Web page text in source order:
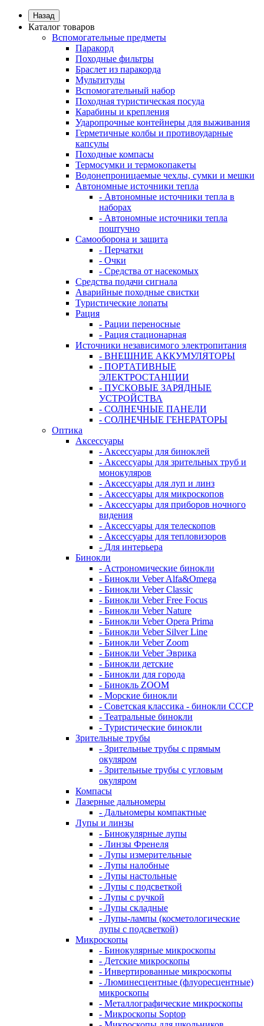
Назад
Каталог товаров
Вспомогательные предметы
Паракорд
Походные фильтры
Браслет из паракорда
Мультитулы
Вспомогательный набор
Походная туристическая посуда
Карабины и крепления
Ударопрочные контейнеры для выживания
Герметичные колбы и противоударные
капсулы
Походные компасы
Термосумки и термокопакеты
Водонепроницаемые чехлы, сумки и мешки
Автономные источники тепла
- Автономные источники тепла в
наборах
- Автономные источники тепла
поштучно
Самооборона и защита
- Перчатки
- Очки
- Средства от насекомых
Средства подачи сигнала
Аварийные походные свистки
Туристические лопаты
Рация
- Рации переносные
- Рация стационарная
Источники независимого электропитания
- ВНЕШНИЕ АККУМУЛЯТОРЫ
- ПОРТАТИВНЫЕ
ЭЛЕКТРОСТАНЦИИ
- ПУСКОВЫЕ ЗАРЯДНЫЕ
УСТРОЙСТВА
- СОЛНЕЧНЫЕ ПАНЕЛИ
- СОЛНЕЧНЫЕ ГЕНЕРАТОРЫ
Оптика
Аксессуары
- Аксессуары для биноклей
- Аксессуары для зрительных труб и
монокуляров
- Аксессуары для луп и линз
- Аксессуары для микроскопов
- Аксессуары для приборов ночного
видения
- Аксессуары для телескопов
- Аксессуары для тепловизоров
- Для интерьера
Бинокли
- Астрономические бинокли
- Бинокли Veber Alfa&Omega
- Бинокли Veber Classic
- Бинокли Veber Free Focus
- Бинокли Veber Nature
- Бинокли Veber Opera Prima
- Бинокли Veber Silver Line
- Бинокли Veber Zoom
- Бинокли Veber Эврика
- Бинокли детские
- Бинокли для города
- Бинокль ZOOM
- Морские бинокли
- Советская классика - бинокли СССР
- Театральные бинокли
- Туристические бинокли
Зрительные трубы
- Зрительные трубы с прямым
окуляром
- Зрительные трубы с угловым
окуляром
Компасы
Лазерные дальномеры
- Дальномеры компактные
Лупы и линзы
- Бинокулярные лупы
- Линзы Френеля
- Лупы измерительные
- Лупы налобные
- Лупы настольные
- Лупы с подсветкой
- Лупы с ручкой
- Лупы складные
- Лупы-лампы (косметологические
лупы с подсветкой)
Микроскопы
- Бинокулярные микроскопы
- Детские микроскопы
- Инвертированные микроскопы
- Люминесцентные (флуоресцентные)
микроскопы
- Металлографические микроскопы
- Микроскопы Soptop